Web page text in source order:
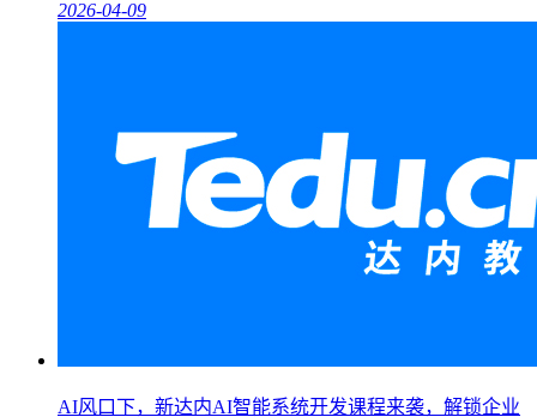
2026-04-09
AI风口下，新达内AI智能系统开发课程来袭，解锁企业